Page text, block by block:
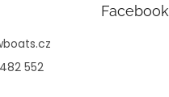
552
Facebook